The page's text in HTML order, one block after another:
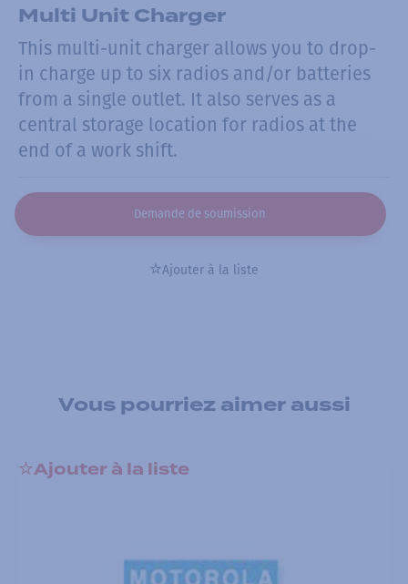
Multi Unit Charger
This multi-unit charger allows you to drop-
in charge up to six radios and/or batteries
from a single outlet. It also serves as a
central storage location for radios at the
end of a work shift.
Demande de soumission
Ajouter à la liste
Vous pourriez aimer aussi
Ajouter à la liste